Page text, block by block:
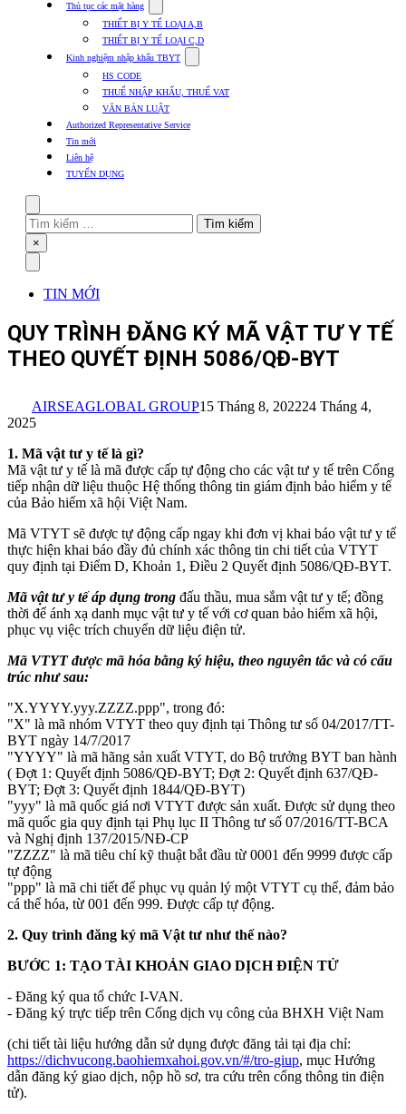
Thủ tục các mặt hàng
submenu
for
Thủ
tục
mặt
hàng
THIẾT BỊ Y TẾ LOẠI A,B
THIẾT BỊ Y TẾ LOẠI C,D
Kinh nghiệm nhập khẩu TBYT
submenu
Kinh
HS CODE
THUẾ NHẬP KHẨU, THUẾ VAT
VĂN BẢN LUẬT
Authorized Representative Service
Tin mới
Liên hệ
TUYỂN DỤNG
Tìm
kiếm
cho:
Close
×
TIN MỚI
QUY TRÌNH ĐĂNG KÝ MÃ VẬT TƯ Y TẾ
THEO QUYẾT ĐỊNH 5086/QĐ-BYT
AIRSEAGLOBAL GROUP15 Tháng 8, 202224 Tháng 4,
2025
1. Mã vật tư y tế là gì?
Mã vật tư y tế là mã được cấp tự động cho các vật tư y tế trên Cổng
tiếp nhận dữ liệu thuộc Hệ thống thông tin giám định bảo hiểm y tế
của Bảo hiểm xã hội Việt Nam.
Mã VTYT sẽ được tự động cấp ngay khi đơn vị khai báo vật tư y tế
thực hiện khai báo đầy đủ chính xác thông tin chi tiết của VTYT
quy định tại Điểm D, Khoản 1, Điều 2 Quyết định 5086/QĐ-BYT.
Mã vật tư y tế áp dụng trong đấu thầu, mua sắm vật tư y tế; đồng
thời để ánh xạ danh mục vật tư y tế với cơ quan bảo hiểm xã hội,
phục vụ việc trích chuyển dữ liệu điện tử.
Mã VTYT được mã hóa bằng ký hiệu, theo nguyên tắc và có cấu
trúc như sau:
"X.YYYY.yyy.ZZZZ.ppp", trong đó:
"X" là mã nhóm VTYT theo quy định tại Thông tư số 04/2017/TT-
BYT ngày 14/7/2017
"YYYY" là mã hãng sản xuất VTYT, do Bộ trưởng BYT ban hành
( Đợt 1: Quyết định 5086/QĐ-BYT; Đợt 2: Quyết định 637/QĐ-
BYT; Đợt 3: Quyết định 1844/QĐ-BYT)
"yyy" là mã quốc giá nơi VTYT được sản xuất. Được sử dụng theo
mã quốc gia quy định tại Phụ lục II Thông tư số 07/2016/TT-BCA
và Nghị định 137/2015/NĐ-CP
"ZZZZ" là mã tiêu chí kỹ thuật bắt đầu từ 0001 đến 9999 được cấp
tự động
"ppp" là mã chi tiết để phục vụ quản lý một VTYT cụ thể, đảm bảo
cá thể hóa, từ 001 đến 999. Được cấp tự động.
2. Quy trình đăng ký mã Vật tư như thế nào?
BƯỚC 1: TẠO TÀI KHOẢN GIAO DỊCH ĐIỆN TỬ
- Đăng ký qua tổ chức I-VAN.
- Đăng ký trực tiếp trên Cổng dịch vụ công của BHXH Việt Nam
(chi tiết tài liệu hướng dẫn sử dụng được đăng tải tại địa chỉ:
https://dichvucong.baohiemxahoi.gov.vn/#/tro-giup, mục Hướng
dẫn đăng ký giao dịch, nộp hồ sơ, tra cứu trên cổng thông tin điện
tử).